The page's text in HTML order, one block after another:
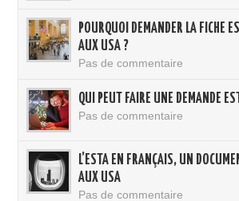
POURQUOI DEMANDER LA FICHE
AUX USA ?
Pas de commentaire
QUI PEUT FAIRE UNE DEMANDE
Pas de commentaire
L’ESTA EN FRANÇAIS, UN
AUX USA
Pas de commentaire